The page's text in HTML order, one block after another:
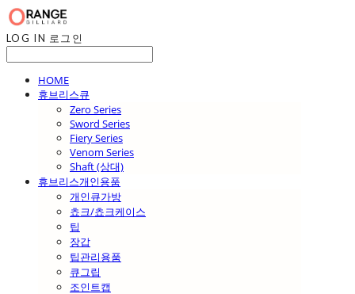
LOG IN 로그인
HOME
휴브리스큐
Zero Series
Sword Series
Fiery Series
Venom Series
Shaft (상대)
휴브리스개인용품
개인큐가방
쵸크/쵸크케이스
팁
장갑
팁관리용품
큐그립
조인트캡